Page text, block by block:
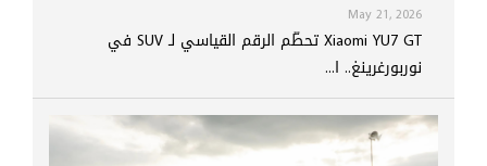
May 21, 2026
Xiaomi YU7 GT تحطّم الرقم القياسي لـ SUV في
نوربورغرينغ.. ا...